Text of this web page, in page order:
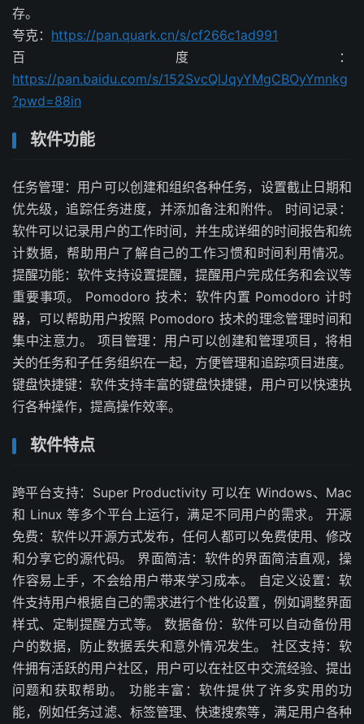
存。
夸克： https://pan.quark.cn/s/cf266c1ad991
百度：
https://pan.baidu.com/s/152SvcQlJqyYMgCBOyYmnkg
?pwd=88in
软件功能
任务管理：用户可以创建和组织各种任务，设置截止日期和
优先级，追踪任务进度，并添加备注和附件。 时间记录：
软件可以记录用户的工作时间，并生成详细的时间报告和统
计数据，帮助用户了解自己的工作习惯和时间利用情况。
提醒功能：软件支持设置提醒，提醒用户完成任务和会议等
重要事项。 Pomodoro 技术：软件内置 Pomodoro 计时
器，可以帮助用户按照 Pomodoro 技术的理念管理时间和
集中注意力。 项目管理：用户可以创建和管理项目，将相
关的任务和子任务组织在一起，方便管理和追踪项目进度。
键盘快捷键：软件支持丰富的键盘快捷键，用户可以快速执
行各种操作，提高操作效率。
软件特点
跨平台支持：Super Productivity 可以在 Windows、Mac
和 Linux 等多个平台上运行，满足不同用户的需求。 开源
免费：软件以开源方式发布，任何人都可以免费使用、修改
和分享它的源代码。 界面简洁：软件的界面简洁直观，操
作容易上手，不会给用户带来学习成本。 自定义设置：软
件支持用户根据自己的需求进行个性化设置，例如调整界面
样式、定制提醒方式等。 数据备份：软件可以自动备份用
户的数据，防止数据丢失和意外情况发生。 社区支持：软
件拥有活跃的用户社区，用户可以在社区中交流经验、提出
问题和获取帮助。 功能丰富：软件提供了许多实用的功
能，例如任务过滤、标签管理、快速搜索等，满足用户各种